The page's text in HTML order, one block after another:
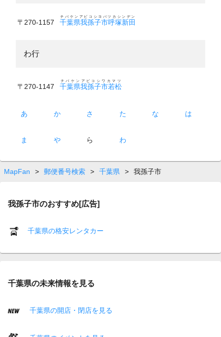
〒270-1157 千葉県我孫子市呼塚新田
チバケンアビコシヨバツカシンデン
わ行
〒270-1147 千葉県我孫子市若松
チバケンアビコシワカマツ
あ か さ た な は
ま や ら わ
MapFan > 郵便番号検索 > 千葉県 > 我孫子市
我孫子市のおすすめ[広告]
千葉県の格安レンタカー
千葉県の未来情報を見る
千葉県の開店・閉店を見る